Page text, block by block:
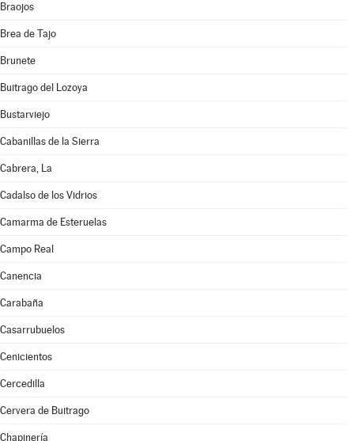
Braojos
Brea de Tajo
Brunete
Buitrago del Lozoya
Bustarviejo
Cabanillas de la Sierra
Cabrera, La
Cadalso de los Vidrios
Camarma de Esteruelas
Campo Real
Canencia
Carabaña
Casarrubuelos
Cenicientos
Cercedilla
Cervera de Buitrago
Chapinería